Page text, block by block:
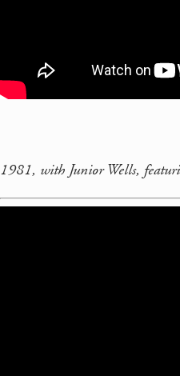
1981, with Junior Wells,